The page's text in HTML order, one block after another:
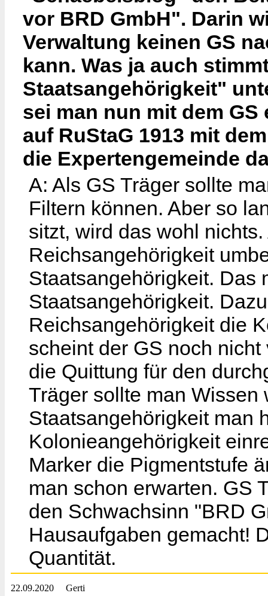
vor BRD GmbH". Darin
Verwaltung keinen GS
kann. Was ja auch
Staatsangehörigkeit"
sei man nun mit dem
auf RuStaG 1913 mit
die Expertengemeinde
A: Als GS Träger sollte
Filtern können. Aber so
sitzt, wird das wohl
Reichsangehörigkeit
Staatsangehörigkeit. Das
Staatsangehörigkeit.
Reichsangehörigkeit die
scheint der GS noch
die Quittung für den
Träger sollte man
Staatsangehörigkeit man
Kolonieangehörigkeit
Marker die Pigmentstufe
man schon erwarten. GS
den Schwachsinn "BRD
Hausaufgaben gemacht!
Quantität.
22.09.2020 Gerti